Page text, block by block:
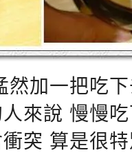
然加一把吃
來說 慢慢
突 算是很